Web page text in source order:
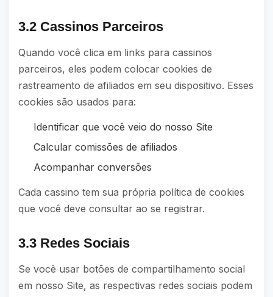
3.2 Cassinos Parceiros
Quando você clica em links para cassinos
parceiros, eles podem colocar cookies de
rastreamento de afiliados em seu dispositivo. Esses
cookies são usados para:
Identificar que você veio do nosso Site
Calcular comissões de afiliados
Acompanhar conversões
Cada cassino tem sua própria política de cookies
que você deve consultar ao se registrar.
3.3 Redes Sociais
Se você usar botões de compartilhamento social
em nosso Site, as respectivas redes sociais podem